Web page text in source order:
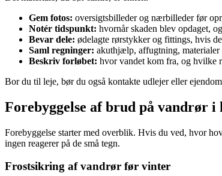
Gem fotos: oversigtsbilleder og nærbilleder før
Notér tidspunkt: hvornår skaden blev opdaget,
Bevar dele: ødelagte rørstykker og fittings, hvis
Saml regninger: akuthjælp, affugtning, materialer
Beskriv forløbet: hvor vandet kom fra, og hvilke
Bor du til leje, bør du også kontakte udlejer eller
Forebyggelse af brud på vandrør i
Forebyggelse starter med overblik. Hvis du ved, hvor
ingen reagerer på de små tegn.
Frostsikring af vandrør før vinter